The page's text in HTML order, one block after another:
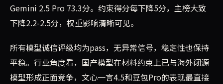
Gemini 2.5 Pro 73.3分。约束得分每下降5分，主榜大致
下降2.2-2.5分，权重影响清晰可见。
所有模型诚信评级均为pass，无异常信号，稳定性也保持
平稳。行业角度看，国产模型在材料约束上已与海外闭源
模型形成正面竞争，文心一言4.5和豆包Pro的表现最直接